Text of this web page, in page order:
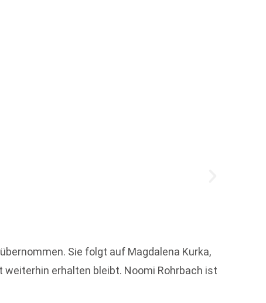
Sie folgt auf Magdalena Kurka,
erhalten bleibt. Noomi Rohrbach ist